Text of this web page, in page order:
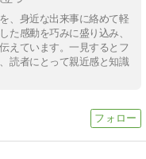
、身近な出来事に絡めて軽
た感動を巧みに盛り込み、
えています。一見するとフ
読者にとって親近感と知識